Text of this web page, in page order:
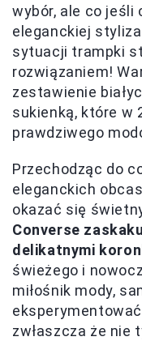
wybór, ale co jeśli
eleganckiej
sytuacji trampki
rozwiązaniem!
zestawienie
sukienką, które w
prawdziwego
Przechodząc do
eleganckich
okazać się
Converse
delikatnymi
świeżego i
miłośnik mody,
zwłaszcza że nie